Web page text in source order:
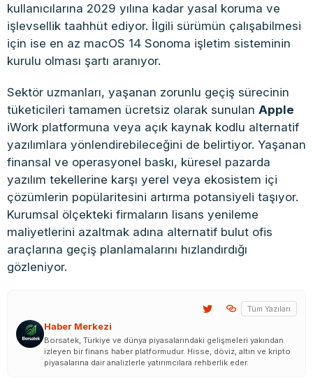
kullanıcılarına 2029 yılına kadar yasal koruma ve
işlevsellik taahhüt ediyor. İlgili sürümün çalışabilmesi
için ise en az macOS 14 Sonoma işletim sisteminin
kurulu olması şartı aranıyor.
Sektör uzmanları, yaşanan zorunlu geçiş sürecinin
tüketicileri tamamen ücretsiz olarak sunulan Apple
iWork platformuna veya açık kaynak kodlu alternatif
yazılımlara yönlendirebileceğini de belirtiyor. Yaşanan
finansal ve operasyonel baskı, küresel pazarda
yazılım tekellerine karşı yerel veya ekosistem içi
çözümlerin popülaritesini artırma potansiyeli taşıyor.
Kurumsal ölçekteki firmaların lisans yenileme
maliyetlerini azaltmak adına alternatif bulut ofis
araçlarına geçiş planlamalarını hızlandırdığı
gözleniyor.
Haber Merkezi
Tüm Yazıları
Borsatek, Türkiye ve dünya piyasalarındaki gelişmeleri yakından
izleyen bir finans haber platformudur. Hisse, döviz, altın ve kripto
piyasalarına dair analizlerle yatırımcılara rehberlik eder.